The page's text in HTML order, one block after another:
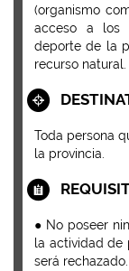
(organismo
acceso a los
deporte de la
recurso natural.
Toda persona
la provincia.
● No poseer
la actividad de
será rechazado.